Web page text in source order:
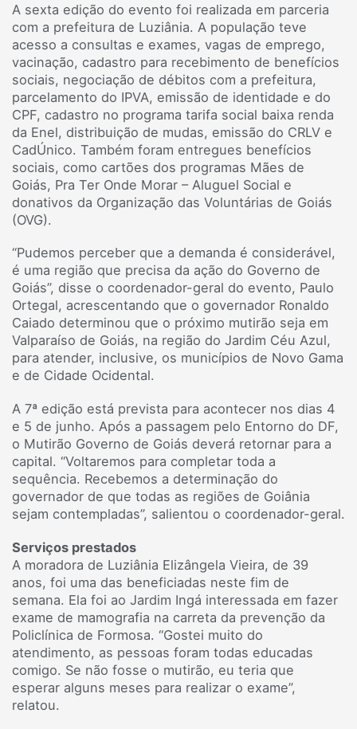
A sexta edição do evento foi realizada em parceria
com a prefeitura de Luziânia. A população teve
acesso a consultas e exames, vagas de emprego,
vacinação, cadastro para recebimento de benefícios
sociais, negociação de débitos com a prefeitura,
parcelamento do IPVA, emissão de identidade e do
CPF, cadastro no programa tarifa social baixa renda
da Enel, distribuição de mudas, emissão do CRLV e
CadÚnico. Também foram entregues benefícios
sociais, como cartões dos programas Mães de
Goiás, Pra Ter Onde Morar – Aluguel Social e
donativos da Organização das Voluntárias de Goiás
(OVG).
“Pudemos perceber que a demanda é considerável,
é uma região que precisa da ação do Governo de
Goiás”, disse o coordenador-geral do evento, Paulo
Ortegal, acrescentando que o governador Ronaldo
Caiado determinou que o próximo mutirão seja em
Valparaíso de Goiás, na região do Jardim Céu Azul,
para atender, inclusive, os municípios de Novo Gama
e de Cidade Ocidental.
A 7ª edição está prevista para acontecer nos dias 4
e 5 de junho. Após a passagem pelo Entorno do DF,
o Mutirão Governo de Goiás deverá retornar para a
capital. “Voltaremos para completar toda a
sequência. Recebemos a determinação do
governador de que todas as regiões de Goiânia
sejam contempladas”, salientou o coordenador-geral.
Serviços prestados
A moradora de Luziânia Elizângela Vieira, de 39
anos, foi uma das beneficiadas neste fim de
semana. Ela foi ao Jardim Ingá interessada em fazer
exame de mamografia na carreta da prevenção da
Policlínica de Formosa. “Gostei muito do
atendimento, as pessoas foram todas educadas
comigo. Se não fosse o mutirão, eu teria que
esperar alguns meses para realizar o exame”,
relatou.